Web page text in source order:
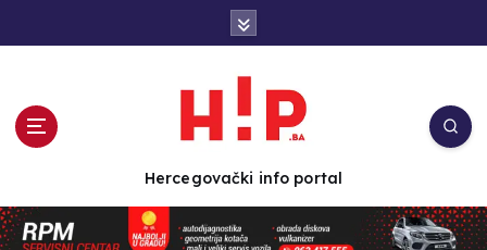
n
t
Hercegovački info portal